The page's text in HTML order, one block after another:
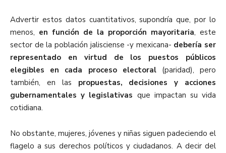
Advertir estos datos cuantitativos, supondría que, por lo
menos, en función de la proporción mayoritaria, este
sector de la población jalisciense -y mexicana- debería ser
representado en virtud de los puestos públicos
elegibles en cada proceso electoral(paridad), pero
también, en las propuestas, decisiones y acciones
gubernamentales y legislativas que impactan su vida
cotidiana.
No obstante, mujeres, jóvenes y niñas siguen padeciendo el
flagelo a sus derechos políticos y ciudadanos. A decir del